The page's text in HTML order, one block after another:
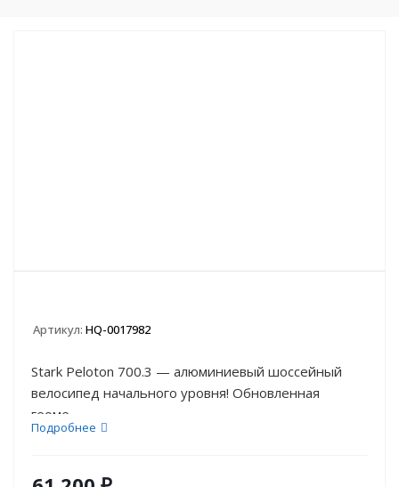
Артикул: HQ-0017982
Stark Peloton 700.3 — алюминиевый шоссейный
велосипед начального уровня! Обновленная
геоме...
Подробнее